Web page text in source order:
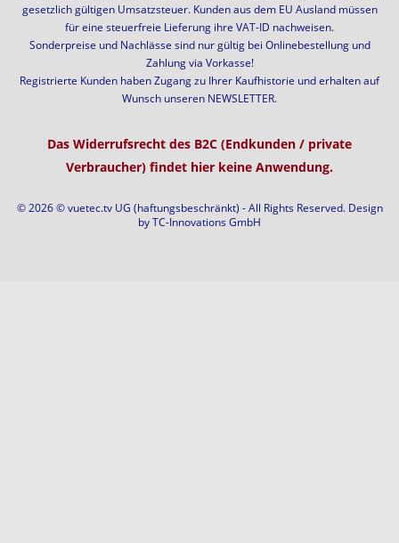
gesetzlich gültigen Umsatzsteuer. Kunden aus dem EU Ausland müssen
für eine steuerfreie Lieferung ihre VAT-ID nachweisen.
Sonderpreise und Nachlässe sind nur gültig bei Onlinebestellung und
Zahlung via Vorkasse!
Registrierte Kunden haben Zugang zu Ihrer Kaufhistorie und erhalten auf
Wunsch unseren NEWSLETTER.
Das Widerrufsrecht des B2C (Endkunden / private
Verbraucher) findet hier keine Anwendung.
© 2026 © vuetec.tv UG (haftungsbeschränkt) - All Rights Reserved. Design
byTC-Innovations GmbH